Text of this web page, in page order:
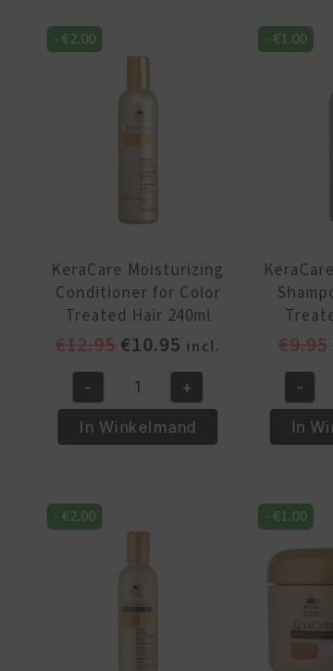
Sulfate
Free
aantal
227g
aantal
-€2.00
KeraCare Moisturizing
Conditioner for Color
Treated Hair 240ml
€12.95 Oorspronkelijke
was:
€12.95.
€10.95 Huidige
prijs
is:
€10.95.
incl.
KeraCare
Moisturizing
Conditioner
Color
Treated
- +
In Winkelmand
-€1.00
€9.95
Color
Treated
Hair
aantal
-
In
-€2.00 -€1.00